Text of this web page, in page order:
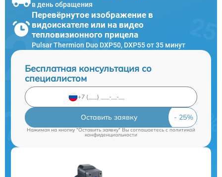
в день обращения
Перевёрнутое изображение в
видоискателе или на видео
тепловизионного прицела
Pulsar Thermion Duo DXP50, DXP55 от 35 минут
Бесплатная консультация со
специалистом
Оставить заявку
Нажимая на кнопку "Оставить заявку" Вы соглашаетесь cполитикой
конфиденциальности